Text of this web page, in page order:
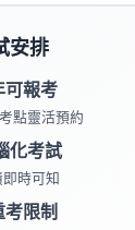
安排
可報考
點靈活預約
化考試
即時可知
考限制